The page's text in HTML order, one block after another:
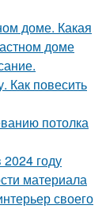
доме. Какая
доме
Как повесить
потолка
году
материала
своего